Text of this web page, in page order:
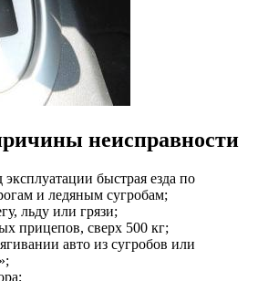
неисправности
быстрая езда по
и ледяным сугробам;
льду или грязи;
прицепов, сверх 500 кг;
авто из сугробов или